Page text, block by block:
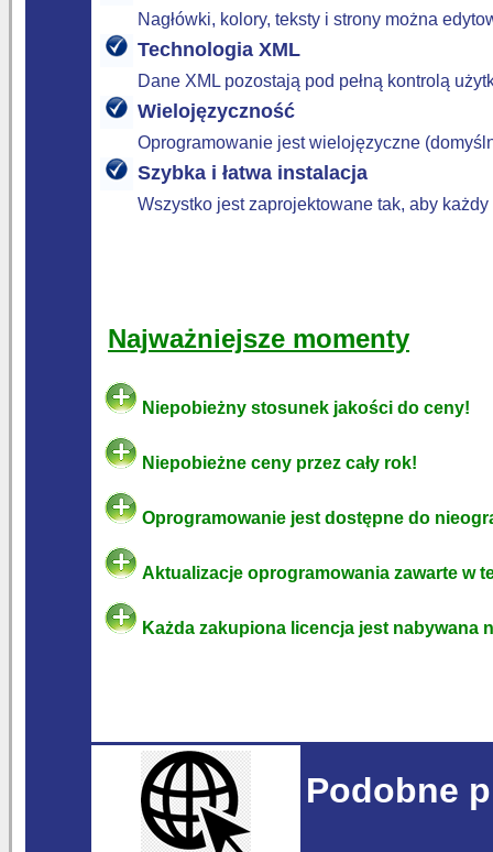
Nagłówki, kolory, teksty i strony można
Technologia XML
Dane XML pozostają pod pełną kontrolą
Wielojęzyczność
Oprogramowanie jest wielojęzyczne
Szybka i łatwa instalacja
Wszystko jest zaprojektowane tak, aby
Najważniejsze momenty
Niepobieżny stosunek jakości do ceny!
Niepobieżne ceny przez cały rok!
Oprogramowanie jest dostępne do
Aktualizacje oprogramowania zawarte w
Każda zakupiona licencja jest nabywana
Podobne